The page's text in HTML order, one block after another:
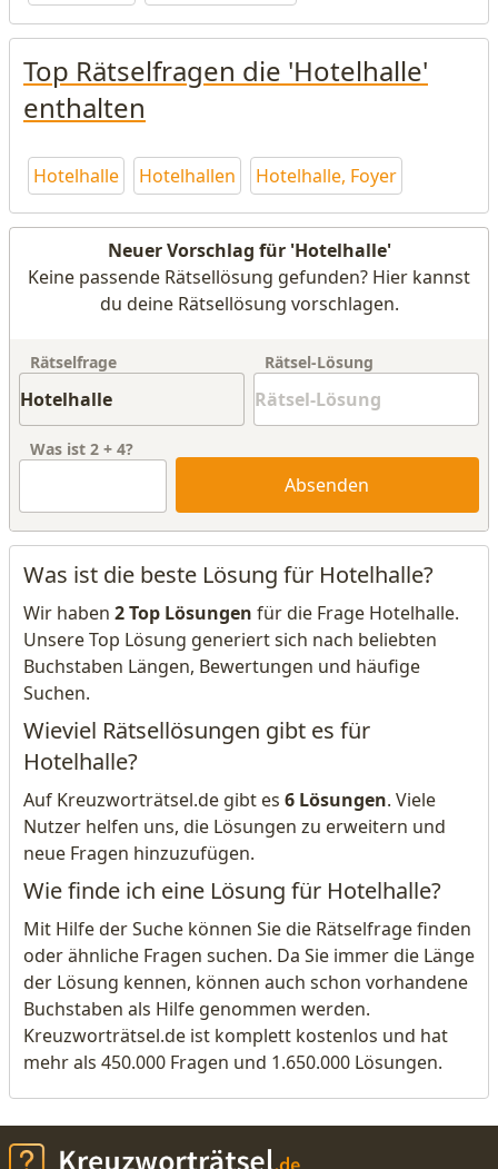
Top Rätselfragen die 'Hotelhalle'
enthalten
Hotelhalle Hotelhallen Hotelhalle, Foyer
Neuer Vorschlag für 'Hotelhalle'
Keine passende Rätsellösung gefunden? Hier kannst
du deine Rätsellösung vorschlagen.
Rätselfrage Rätsel-Lösung
Was ist 2 + 4?
Absenden
Was ist die beste Lösung für Hotelhalle?
Wir haben 2 Top Lösungen für die Frage Hotelhalle.
Unsere Top Lösung generiert sich nach beliebten
Buchstaben Längen, Bewertungen und häufige
Suchen.
Wieviel Rätsellösungen gibt es für
Hotelhalle?
Auf Kreuzworträtsel.de gibt es 6 Lösungen. Viele
Nutzer helfen uns, die Lösungen zu erweitern und
neue Fragen hinzuzufügen.
Wie finde ich eine Lösung für Hotelhalle?
Mit Hilfe der Suche können Sie die Rätselfrage finden
oder ähnliche Fragen suchen. Da Sie immer die Länge
der Lösung kennen, können auch schon vorhandene
Buchstaben als Hilfe genommen werden.
Kreuzworträtsel.de ist komplett kostenlos und hat
mehr als 450.000 Fragen und 1.650.000 Lösungen.